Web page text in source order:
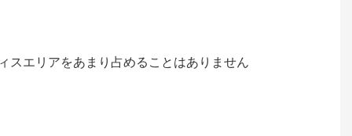
スエリアをあまり占めることはありません